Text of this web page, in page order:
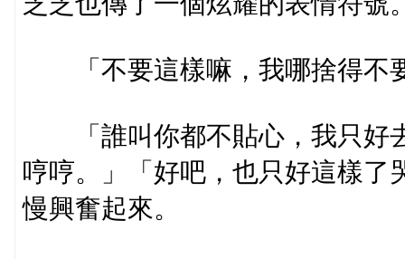
「不要這樣嘛，我哪捨得不
「誰叫你都不貼心，我只好
哼哼。」「好吧，也只好這樣了
慢興奮起來。